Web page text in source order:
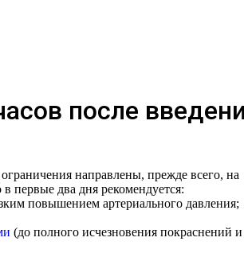
после
направлены, прежде всего, на
первые два дня рекомендуется:
повышением артериального давления;
(до полного исчезновения покраснений и